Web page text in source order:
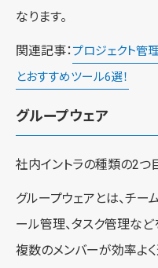
なります。
関連記事：プロジェクト管
とおすすめツール6選！
グループウェア
社内イントラの種類の2つ
グループウェアとは、チ
ール管理、タスク管理など
複数のメンバーが効率よ